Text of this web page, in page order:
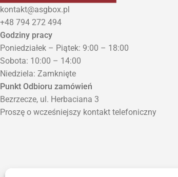
kontakt@asgbox.pl
+48 794 272 494
Godziny pracy
Poniedziałek – Piątek: 9:00 – 18:00
Sobota: 10:00 – 14:00
Niedziela: Zamknięte
Punkt Odbioru zamówień
Bezrzecze, ul. Herbaciana 3
Proszę o wcześniejszy kontakt telefoniczny